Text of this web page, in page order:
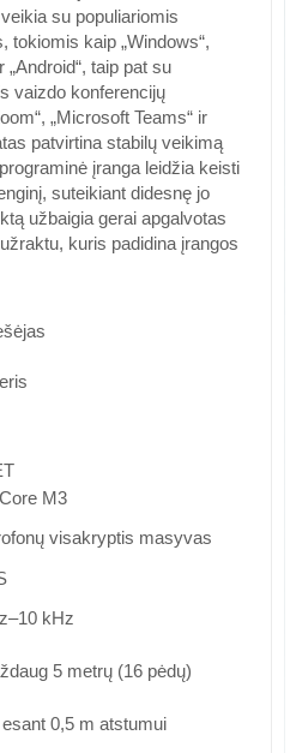
su populiariomis
kaip „Windows“,
„Android“, taip pat su
vaizdo konferencijų
„Microsoft Teams“ ir
patvirtina stabilų veikimą
įranga leidžia keisti
suteikiant didesnę jo
užbaigia gerai apgalvotas
kuris padidina įrangos
M3
visakryptis masyvas
kHz
5 metrų (16 pėdų)
0,5 m atstumui